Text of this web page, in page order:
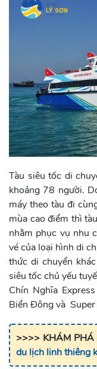
Tàu siêu tốc di
khoảng 78 người.
máy theo tàu đi
mùa cao điểm thì
nhằm phục vụ nhu
vé của loại hình di
thức di chuyển
siêu tốc chủ yếu
Chín Nghĩa
Biển Đông và
>>>> KHÁM PHÁ
du lịch linh thiêng